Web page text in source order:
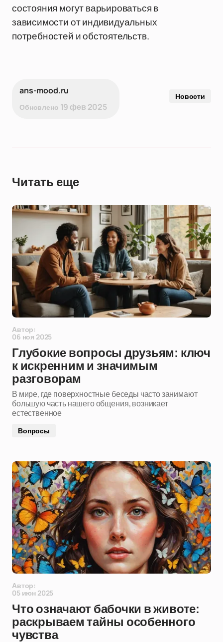
состояния могут варьироваться в
зависимости от индивидуальных
потребностей и обстоятельств.
ans-mood.ru
Обновлено 19 фев 2025
Новости
Читать еще
Автор:
06 ноя 2025
Глубокие вопросы друзьям: ключ
к искренним и значимым
разговорам
В мире, где поверхностные беседы часто занимают
большую часть нашего общения, возникает
естественное
Вопросы
Автор:
05 июн 2025
Что означают бабочки в животе:
раскрываем тайны особенного
чувства